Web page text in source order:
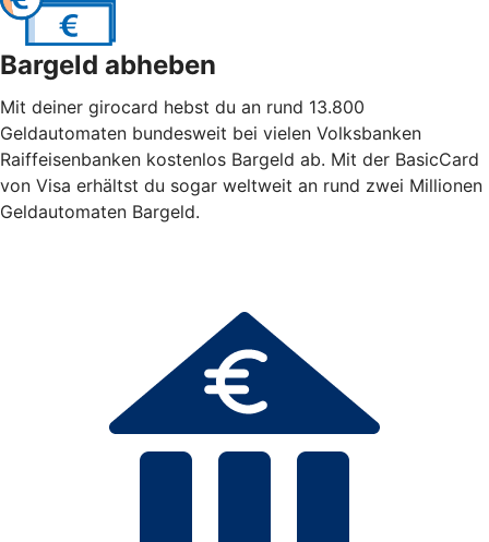
Bargeld abheben
Mit deiner girocard hebst du an rund 13.800
Geldautomaten bundesweit bei vielen Volksbanken
Raiffeisenbanken kostenlos Bargeld ab. Mit der BasicCard
von Visa erhältst du sogar weltweit an rund zwei Millionen
Geldautomaten Bargeld.